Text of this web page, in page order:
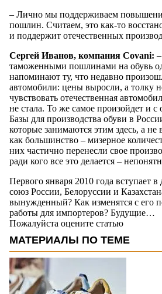
– Лично мы поддерживаем
пошлин. Считаем, это как-то
и поддержит отечественных
Сергей Иванов, компания Covani:
таможенными пошлинами на обувь
напоминают ту, что недавно
автомобили: цены выросли, а толку
чувствовать отечественная
не стала. То же самое произойдет и с
Базы для производства обуви в
которые занимаются этим здесь, а
как большинство – мизерное
них частично перенесли свое
ради кого все это делается –
Первого января 2010 года вступает
союз России, Белоруссии и
вынужденный? Как изменятся с его
работы для импортеров? Будущие…
Пожалуйста оцените статью
МАТЕРИАЛЫ ПО ТЕМЕ